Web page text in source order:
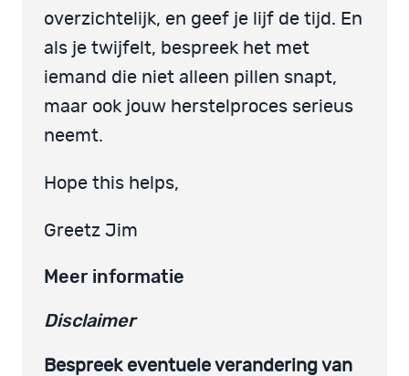
overzichtelijk, en geef je lijf de tijd. En
als je twijfelt, bespreek het met
iemand die niet alleen pillen snapt,
maar ook jouw herstelproces serieus
neemt.
Hope this helps,
Greetz Jim
Meer informatie
Disclaimer
Bespreek eventuele verandering van